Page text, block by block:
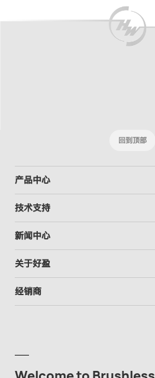
回到顶部
产品中心
技术支持
新闻中心
关于好盈
经销商